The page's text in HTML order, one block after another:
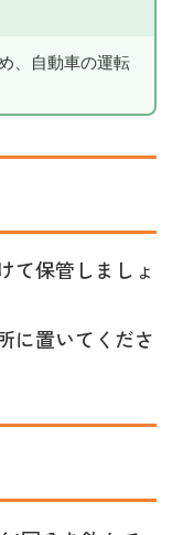
、自動車の運転
て保管しましょ
に置いてくださ